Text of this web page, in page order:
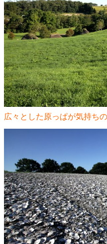
広々とした原っぱが気持ち